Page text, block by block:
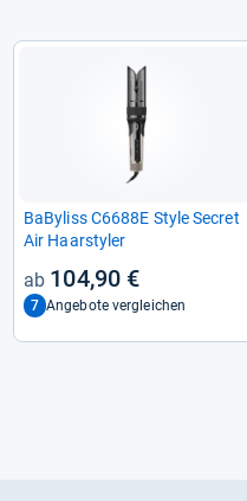
BaBy­liss C6688E Style Secret
Air Haar­sty­ler
104,90 €
7 Angebote vergleichen